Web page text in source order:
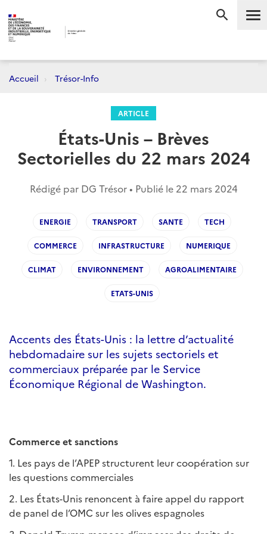
Accueil Trésor-Info
ARTICLE
États-Unis – Brèves
Sectorielles du 22 mars 2024
Rédigé par DG Trésor • Publié le 22 mars 2024
ENERGIE TRANSPORT SANTE TECH
COMMERCE INFRASTRUCTURE NUMERIQUE
CLIMAT ENVIRONNEMENT AGROALIMENTAIRE
ETATS-UNIS
Accents des États-Unis : la lettre d’actualité
hebdomadaire sur les sujets sectoriels et
commerciaux préparée par le Service
Économique Régional de Washington.
Commerce et sanctions
1. Les pays de l’APEP structurent leur coopération sur
les questions commerciales
2. Les États-Unis renoncent à faire appel du rapport
de panel de l’OMC sur les olives espagnoles